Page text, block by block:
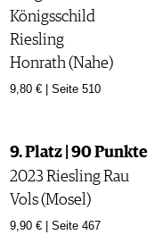
Königsschild
Riesling
Honrath (Nahe)
9,80 € | Seite 510
9. Platz | 90 Punkte
2023 Riesling Rau
Vols (Mosel)
9,90 € | Seite 467